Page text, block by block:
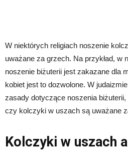
W niektórych religiach noszenie
uważane za grzech. Na przykład, w
noszenie biżuterii jest zakazane dla
kobiet jest to dozwolone. W
zasady dotyczące noszenia biżuterii,
czy kolczyki w uszach są uważane
Kolczyki w uszach